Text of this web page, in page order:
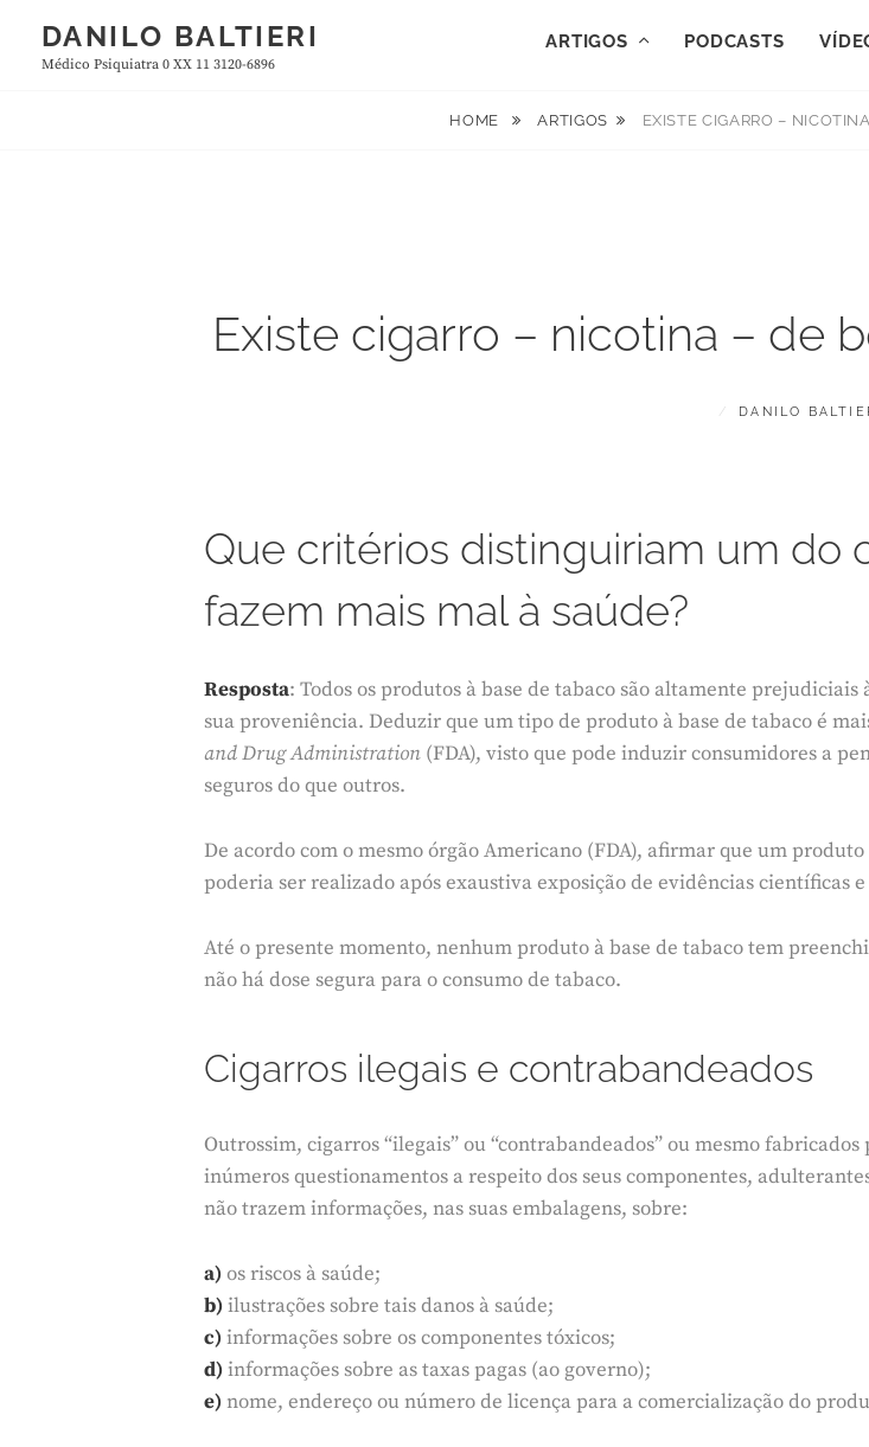
DANILO BALTIERI
Médico Psiquiatra 0 XX 11 3120-6896
ARTIGOS PODCASTS
HOME ARTIGOS EXISTE CIGARRO –
Existe cigarro – nicotina – de
POSTED
2
BY
DANILO
Que critérios distinguiriam um do
fazem mais mal à saúde?
Resposta: Todos os produtos à base de tabaco são altamente
sua proveniência. Deduzir que um tipo de produto à base de tabaco é
and Drug Administration (FDA), visto que pode induzir consumidores a
seguros do que outros.
De acordo com o mesmo órgão Americano (FDA), afirmar que um
poderia ser realizado após exaustiva exposição de evidências científicas
Até o presente momento, nenhum produto à base de tabaco tem
não há dose segura para o consumo de tabaco.
Cigarros ilegais e contrabandeados
Outrossim, cigarros “ilegais” ou “contrabandeados” ou mesmo
inúmeros questionamentos a respeito dos seus componentes,
não trazem informações, nas suas embalagens, sobre:
a) os riscos à saúde;
b)ilustrações sobre tais danos à saúde;
c)informações sobre os componentes tóxicos;
d)informações sobre as taxas pagas (ao governo);
e)nome, endereço ou número de licença para a comercialização do